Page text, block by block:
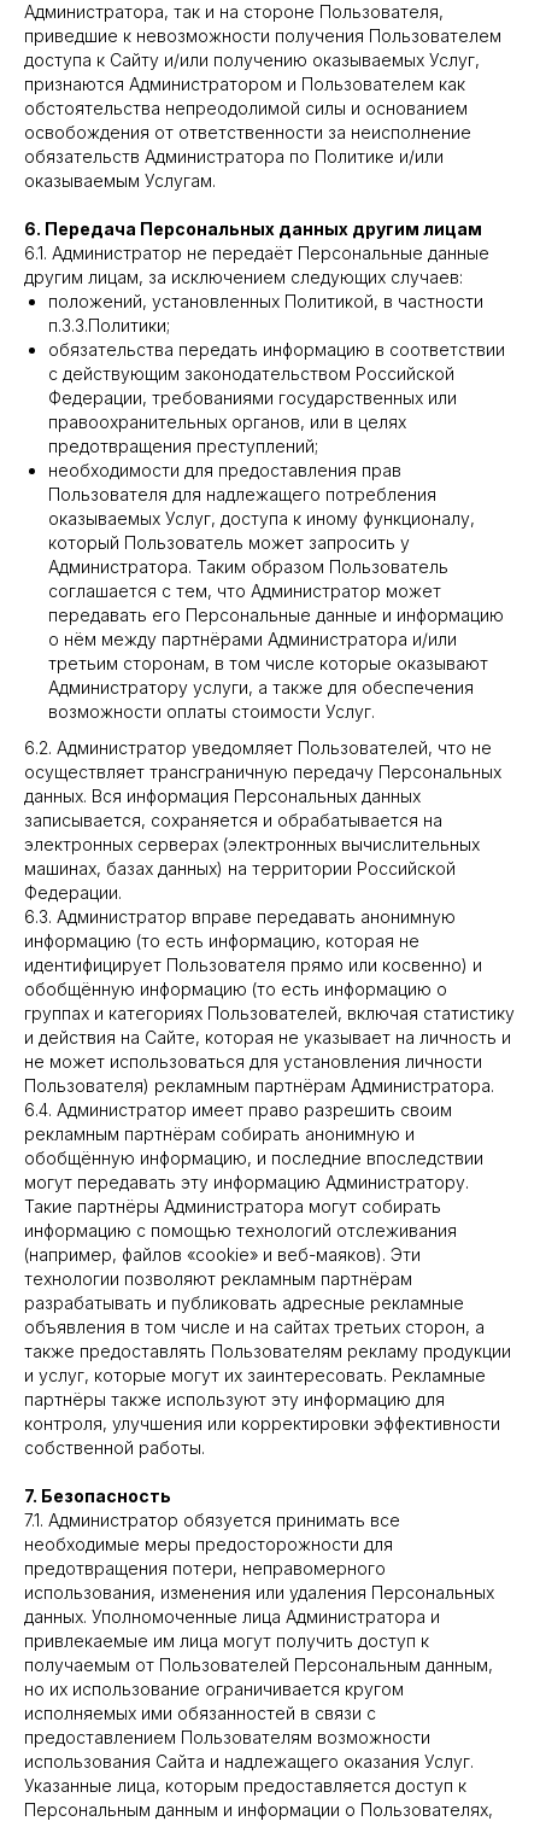
Администратора, так и на стороне Пользователя,
приведшие к невозможности получения Пользователем
доступа к Сайту и/или получению оказываемых Услуг,
признаются Администратором и Пользователем как
обстоятельства непреодолимой силы и основанием
освобождения от ответственности за неисполнение
обязательств Администратора по Политике и/или
оказываемым Услугам.
6. Передача Персональных данных другим лицам
6.1. Администратор не передаёт Персональные данные
другим лицам, за исключением следующих случаев:
положений, установленных Политикой, в частности
п.3.3.Политики;
обязательства передать информацию в соответствии
с действующим законодательством Российской
Федерации, требованиями государственных или
правоохранительных органов, или в целях
предотвращения преступлений;
необходимости для предоставления прав
Пользователя для надлежащего потребления
оказываемых Услуг, доступа к иному функционалу,
который Пользователь может запросить у
Администратора. Таким образом Пользователь
соглашается с тем, что Администратор может
передавать его Персональные данные и информацию
о нём между партнёрами Администратора и/или
третьим сторонам, в том числе которые оказывают
Администратору услуги, а также для обеспечения
возможности оплаты стоимости Услуг.
6.2. Администратор уведомляет Пользователей, что не
осуществляет трансграничную передачу Персональных
данных. Вся информация Персональных данных
записывается, сохраняется и обрабатывается на
электронных серверах (электронных вычислительных
машинах, базах данных) на территории Российской
Федерации.
6.3. Администратор вправе передавать анонимную
информацию (то есть информацию, которая не
идентифицирует Пользователя прямо или косвенно) и
обобщённую информацию (то есть информацию о
группах и категориях Пользователей, включая статистику
и действия на Сайте, которая не указывает на личность и
не может использоваться для установления личности
Пользователя) рекламным партнёрам Администратора.
6.4. Администратор имеет право разрешить своим
рекламным партнёрам собирать анонимную и
обобщённую информацию, и последние впоследствии
могут передавать эту информацию Администратору.
Такие партнёры Администратора могут собирать
информацию с помощью технологий отслеживания
(например, файлов «cookie» и веб-маяков). Эти
технологии позволяют рекламным партнёрам
разрабатывать и публиковать адресные рекламные
объявления в том числе и на сайтах третьих сторон, а
также предоставлять Пользователям рекламу продукции
и услуг, которые могут их заинтересовать. Рекламные
партнёры также используют эту информацию для
контроля, улучшения или корректировки эффективности
собственной работы.
7. Безопасность
7.1. Администратор обязуется принимать все
необходимые меры предосторожности для
предотвращения потери, неправомерного
использования, изменения или удаления Персональных
данных. Уполномоченные лица Администратора и
привлекаемые им лица могут получить доступ к
получаемым от Пользователей Персональным данным,
но их использование ограничивается кругом
исполняемых ими обязанностей в связи с
предоставлением Пользователям возможности
использования Сайта и надлежащего оказания Услуг.
Указанные лица, которым предоставляется доступ к
Персональным данным и информации о Пользователях,